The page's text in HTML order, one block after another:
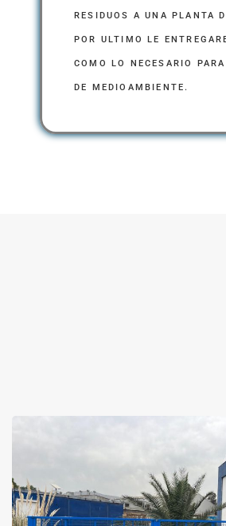
RESIDUOS A UNA PLANTA
POR ULTIMO LE
COMO LO NECESARIO
DE MEDIOAMBIENTE.